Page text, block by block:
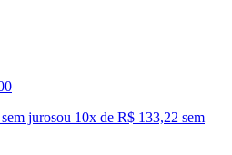
jurosou 10x de R$ 133,22 sem